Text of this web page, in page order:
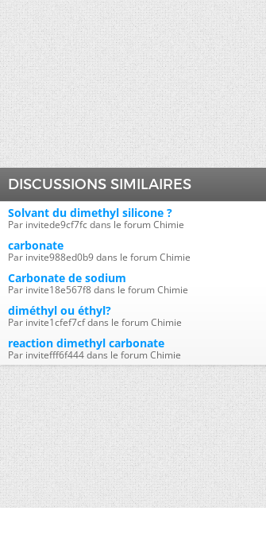
DISCUSSIONS SIMILAIRES
Solvant du dimethyl silicone ?
Par invitede9cf7fc dans le forum Chimie
carbonate
Par invite988ed0b9 dans le forum Chimie
Carbonate de sodium
Par invite18e567f8 dans le forum Chimie
diméthyl ou éthyl?
Par invite1cfef7cf dans le forum Chimie
reaction dimethyl carbonate
Par invitefff6f444 dans le forum Chimie